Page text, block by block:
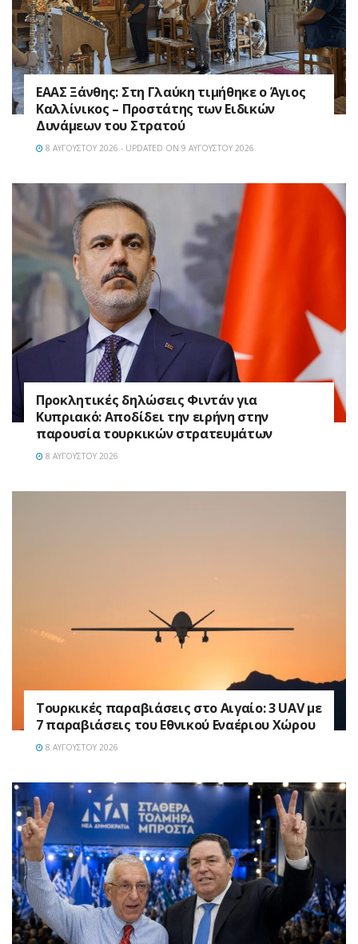
EAAΣ Ξάνθης: Στη Γλαύκη τιμήθηκε ο Άγιος
Καλλίνικος – Προστάτης των Ειδικών
Δυνάμεων του Στρατού
8 ΑΥΓΟΎΣΤΟΥ 2026 - UPDATED ON 9 ΑΥΓΟΎΣΤΟΥ 2026
Προκλητικές δηλώσεις Φιντάν για
Κυπριακό: Αποδίδει την ειρήνη στην
παρουσία τουρκικών στρατευμάτων
8 ΑΥΓΟΎΣΤΟΥ 2026
Τουρκικές παραβιάσεις στο Αιγαίο: 3 UAV με
7 παραβιάσεις του Εθνικού Εναέριου Χώρου
8 ΑΥΓΟΎΣΤΟΥ 2026